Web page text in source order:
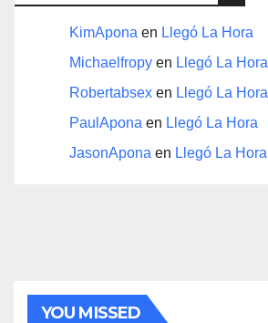
KimApona en Llegó La Hora
Michaelfropy en Llegó La Hora
Robertabsex en Llegó La Hora
PaulApona en Llegó La Hora
JasonApona en Llegó La Hora
YOU MISSED